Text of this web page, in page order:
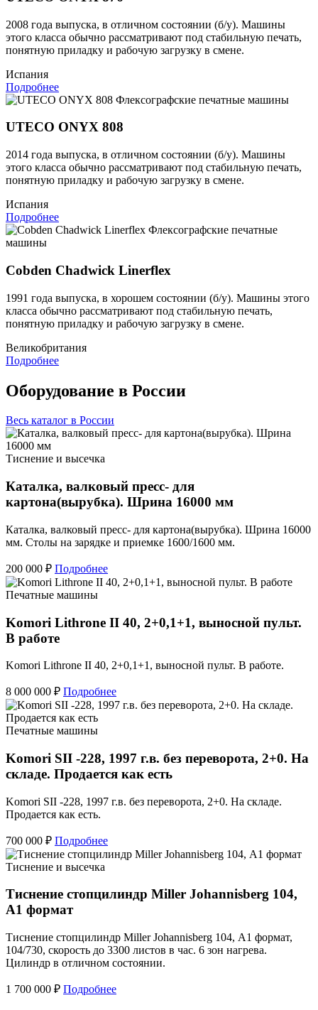
2008 года выпуска, в отличном состоянии (б/у). Машины
этого класса обычно рассматривают под стабильную печать,
понятную приладку и рабочую загрузку в смене.
Испания
Подробнее
Флексографские печатные машины
UTECO ONYX 808
2014 года выпуска, в отличном состоянии (б/у). Машины
этого класса обычно рассматривают под стабильную печать,
понятную приладку и рабочую загрузку в смене.
Испания
Подробнее
Флексографские печатные
машины
Cobden Chadwick Linerflex
1991 года выпуска, в хорошем состоянии (б/у). Машины этого
класса обычно рассматривают под стабильную печать,
понятную приладку и рабочую загрузку в смене.
Великобритания
Подробнее
Оборудование в России
Весь каталог в России
Тиснение и высечка
Каталка, валковый пресс- для
картона(вырубка). Шрина 16000 мм
Каталка, валковый пресс- для картона(вырубка). Шрина 16000
мм. Столы на зарядке и приемке 1600/1600 мм.
200 000 ₽ Подробнее
Печатные машины
Komori Lithrone II 40, 2+0,1+1, выносной пульт.
В работе
Komori Lithrone II 40, 2+0,1+1, выносной пульт. В работе.
8 000 000 ₽ Подробнее
Печатные машины
Komori SII -228, 1997 г.в. без переворота, 2+0. На
складе. Продается как есть
Komori SII -228, 1997 г.в. без переворота, 2+0. На складе.
Продается как есть.
700 000 ₽ Подробнее
Тиснение и высечка
Тиснение стопцилиндр Miller Johannisberg 104,
А1 формат
Тиснение стопцилиндр Miller Johannisberg 104, А1 формат,
104/730, скорость до 3300 листов в час. 6 зон нагрева.
Цилиндр в отличном состоянии.
1 700 000 ₽ Подробнее